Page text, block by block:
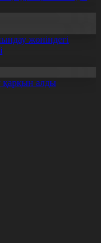
жөніндегі
қарқын алды